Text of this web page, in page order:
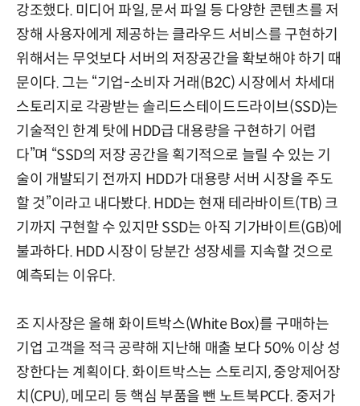
강조했다. 미디어 파일, 문서 파일 등 다양한 콘텐츠를 저
장해 사용자에게 제공하는 클라우드 서비스를 구현하기
위해서는 무엇보다 서버의 저장공간을 확보해야 하기 때
문이다. 그는 “기업-소비자 거래(B2C) 시장에서 차세대
스토리지로 각광받는 솔리드스테이드드라이브(SSD)는
기술적인 한계 탓에 HDD급 대용량을 구현하기 어렵
다”며 “SSD의 저장 공간을 획기적으로 늘릴 수 있는 기
술이 개발되기 전까지 HDD가 대용량 서버 시장을 주도
할 것”이라고 내다봤다. HDD는 현재 테라바이트(TB) 크
기까지 구현할 수 있지만 SSD는 아직 기가바이트(GB)에
불과하다. HDD 시장이 당분간 성장세를 지속할 것으로
예측되는 이유다.
조 지사장은 올해 화이트박스(White Box)를 구매하는
기업 고객을 적극 공략해 지난해 매출 보다 50% 이상 성
장한다는 계획이다. 화이트박스는 스토리지, 중앙제어장
치(CPU), 메모리 등 핵심 부품을 뺀 노트북PC다. 중저가